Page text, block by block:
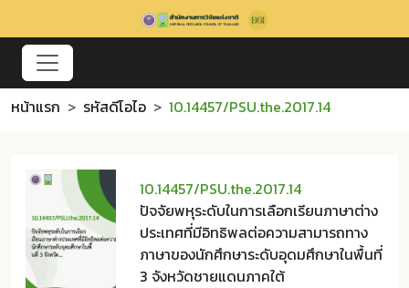
หน้าแรก รหัสดีโอไอ 10.14457/PSU.the.2017.14
10.14457/PSU.the.2017.14
ปัจจัยพหุระดับในการเลือกเรียนภาษาต่าง
ประเทศที่มีอิทธิพลต่อความสามารถทาง
ภาษาของนักศึกษาระดับอุดมศึกษาในพื้นที่
3 จังหวัดชายแดนภาคใต้